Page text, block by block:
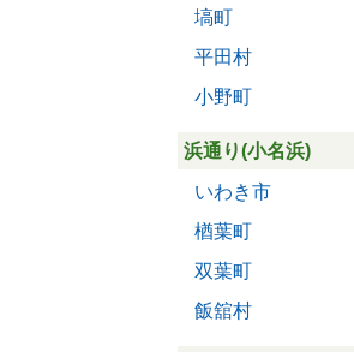
塙町
平田村
小野町
浜通り(小名浜)
いわき市
楢葉町
双葉町
飯舘村